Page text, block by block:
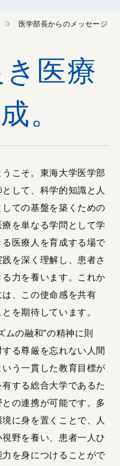
医学部長からのメッセージ
き医療
。
こそ。東海大学医学部
して、科学的知識と人
ての基盤を築くための
を単なる学問として学
医療人を育成する場で
を深く理解し、患者さ
力を養います。これか
、この使命感を共有
を期待しています。
の融和”の精神に則
る尊厳を忘れない人間
う一貫した教育目標が
する総合大学であるた
の連携が可能です。多
に身を置くことで、人
野を養い、患者一人ひ
を身につけることがで